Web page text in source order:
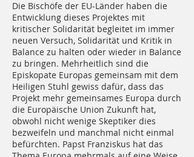
Die Bischöfe der EU-Länder haben die
Entwicklung dieses Projektes mit
kritischer Solidarität begleitet im immer
neuen Versuch, Solidarität und Kritik in
Balance zu halten oder wieder in Balance
zu bringen. Mehrheitlich sind die
Episkopate Europas gemeinsam mit dem
Heiligen Stuhl gewiss dafür, dass das
Projekt mehr gemeinsames Europa durch
die Europäische Union Zukunft hat,
obwohl nicht wenige Skeptiker dies
bezweifeln und manchmal nicht einmal
befürchten. Papst Franziskus hat das